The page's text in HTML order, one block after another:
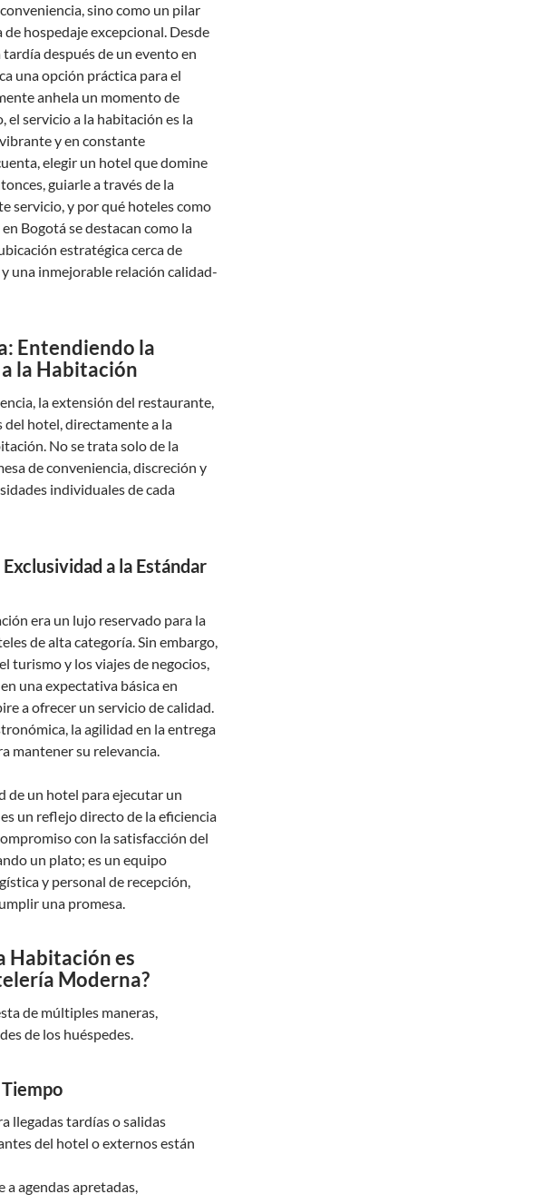
sino como un pilar
hospedaje excepcional. Desde
después de un evento en
una opción práctica para el
anhela un momento de
el servicio a la habitación es la
y en constante
elegir un hotel que domine
guiarle a través de la
servicio, y por qué hoteles como
Bogotá se destacan como la
estratégica cerca de
una inmejorable relación calidad-
Entendiendo la
la Habitación
la extensión del restaurante,
del hotel, directamente a la
No se trata solo de la
de conveniencia, discreción y
individuales de cada
a la Estándar
era un lujo reservado para la
de alta categoría. Sin embargo,
turismo y los viajes de negocios,
una expectativa básica en
a ofrecer un servicio de calidad.
la agilidad en la entrega
mantener su relevancia.
de un hotel para ejecutar un
un reflejo directo de la eficiencia
con la satisfacción del
un plato; es un equipo
y personal de recepción,
una promesa.
Habitación es
Moderna?
de múltiples maneras,
de los huéspedes.
llegadas tardías o salidas
del hotel o externos están
a agendas apretadas,